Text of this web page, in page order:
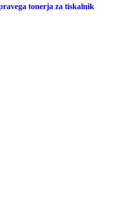
tonerja za tiskalnik